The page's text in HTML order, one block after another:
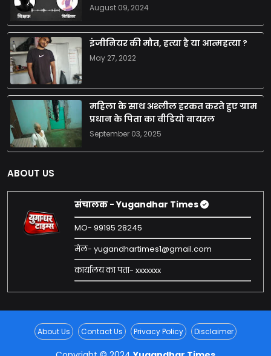
August 09, 2024
इंजीनियर की मौत, हत्या है या आत्महत्या ?
May 27, 2022
महिला के साथ अश्लील हरकत करते हुए ग्राम
प्रधान के पिता का वीडियो वायरल
September 03, 2025
ABOUT US
संचालक - Yugandhar Times
MO- 99195 28245
मेल- yugandhartimes1@gmail.com
कार्यालय का पता- xxxxxxx
About Us Contact Us Privacy Policy Disclaimer